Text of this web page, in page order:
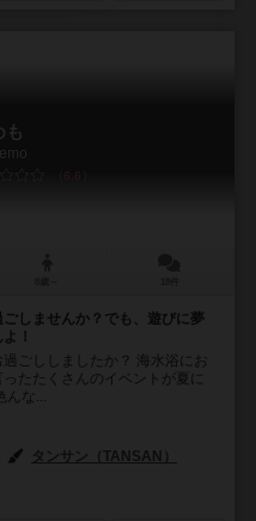
も
6.6
しませんか？でも、遊びに夢
！
ごししましたか？ 海水浴にお
たたくさんのイベントが夏に
んな...
タンサン（TANSAN）